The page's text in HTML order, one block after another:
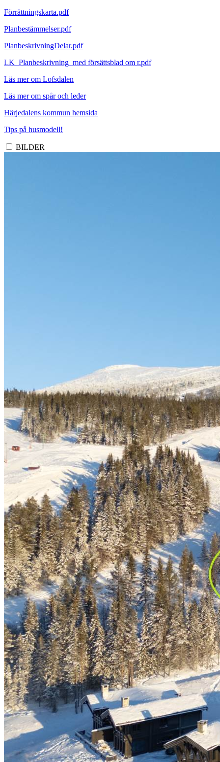
Förrättningskarta.pdf
Planbestämmelser.pdf
PlanbeskrivningDelar.pdf
LK_Planbeskrivning_med försättsblad om r.pdf
Läs mer om Lofsdalen
Läs mer om spår och leder
Härjedalens kommun hemsida
Tips på husmodell!
BILDER